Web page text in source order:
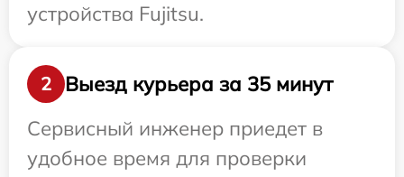
устройства Fujitsu.
2
Выезд курьера за 35 минут
Сервисный инженер приедет в
удобное время для проверки